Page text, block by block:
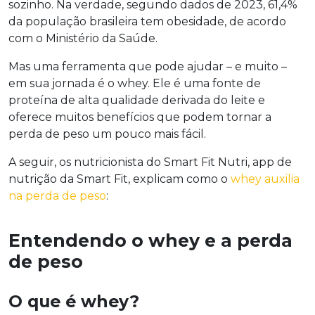
sozinho. Na verdade, segundo dados de 2023, 61,4%
da população brasileira tem obesidade, de acordo
com o Ministério da Saúde.
Mas uma ferramenta que pode ajudar – e muito –
em sua jornada é o whey. Ele é uma fonte de
proteína de alta qualidade derivada do leite e
oferece muitos benefícios que podem tornar a
perda de peso um pouco mais fácil.
A seguir, os nutricionista do Smart Fit Nutri, app de
nutrição da Smart Fit, explicam como o whey auxilia
na perda de peso:
Entendendo o whey e a perda
de peso
O que é whey?